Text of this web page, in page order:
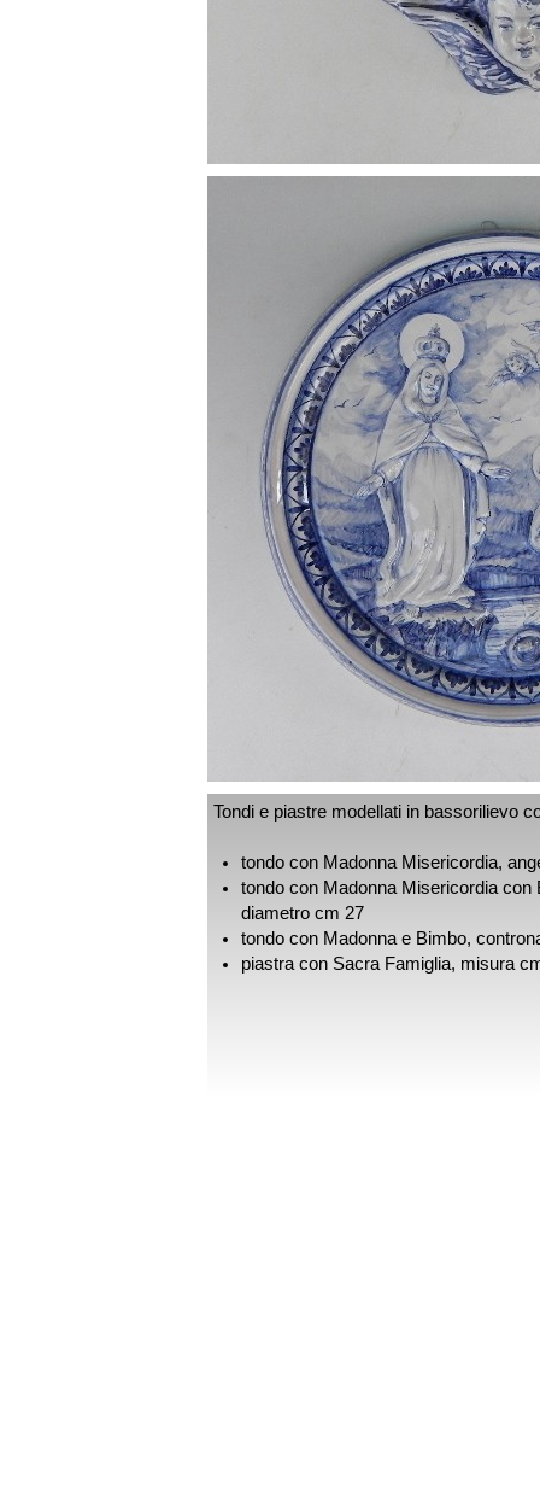
Tondi e piastre modellati in bassorilievo
tondo con Madonna Misericordia,
tondo con Madonna Misericordia con
diametro cm 27
tondo con Madonna e Bimbo,
piastra con Sacra Famiglia, misura